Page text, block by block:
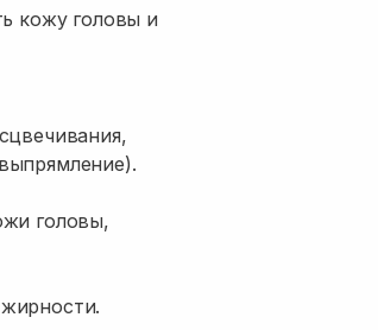
кожу головы и
головы,